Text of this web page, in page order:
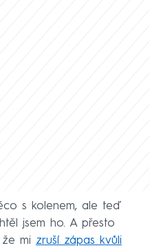
s kolenem, ale teď
jsem ho. A přesto
mi zruší zápas kvůli